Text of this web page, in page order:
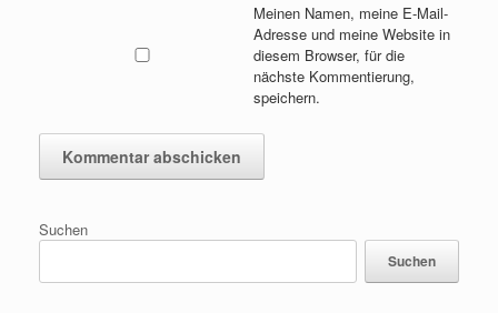
Meinen Namen, meine E-Mail-
Adresse und meine Website in
diesem Browser, für die
nächste Kommentierung,
speichern.
Suchen
Suchen